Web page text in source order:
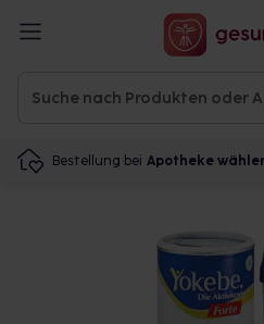
Bestellung bei Apotheke